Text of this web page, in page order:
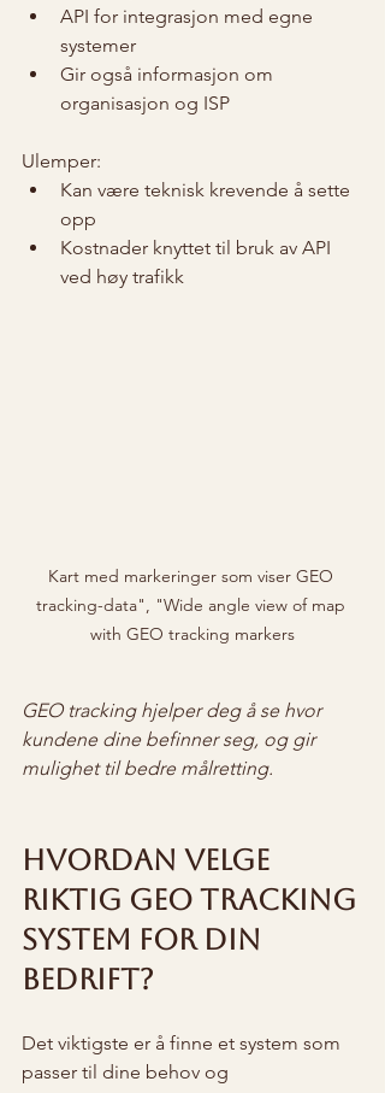
API for integrasjon med egne
systemer
Gir også informasjon om
organisasjon og ISP
Ulemper:
Kan være teknisk krevende å sette
opp
Kostnader knyttet til bruk av API
ved høy trafikk
Kart med markeringer som viser GEO
tracking-data", "Wide angle view of map
with GEO tracking markers
GEO tracking hjelper deg å se hvor
kundene dine befinner seg, og gir
mulighet til bedre målretting.
Hvordan velge
riktig GEO tracking
system for din
bedrift?
Det viktigste er å finne et system som
passer til dine behov og